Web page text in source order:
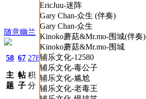
随意幽兰
58
主
题
67
帖
子
278
积
分
EricJuu-迷阵
Gary Chan-众生 (伴奏)
Gary Chan-众生
Kinoko蘑菇&Mr.mo-围城(伴奏)
Kinoko蘑菇&Mr.mo-围城
辅乐文化-12580
辅乐文化-毒公子
辅乐文化-尴尬
辅乐文化-老毒王